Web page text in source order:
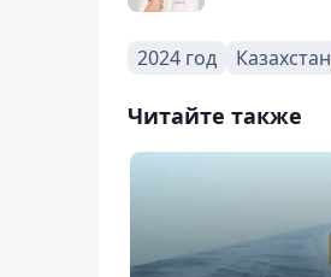
2024 год Казахстан
Читайте также